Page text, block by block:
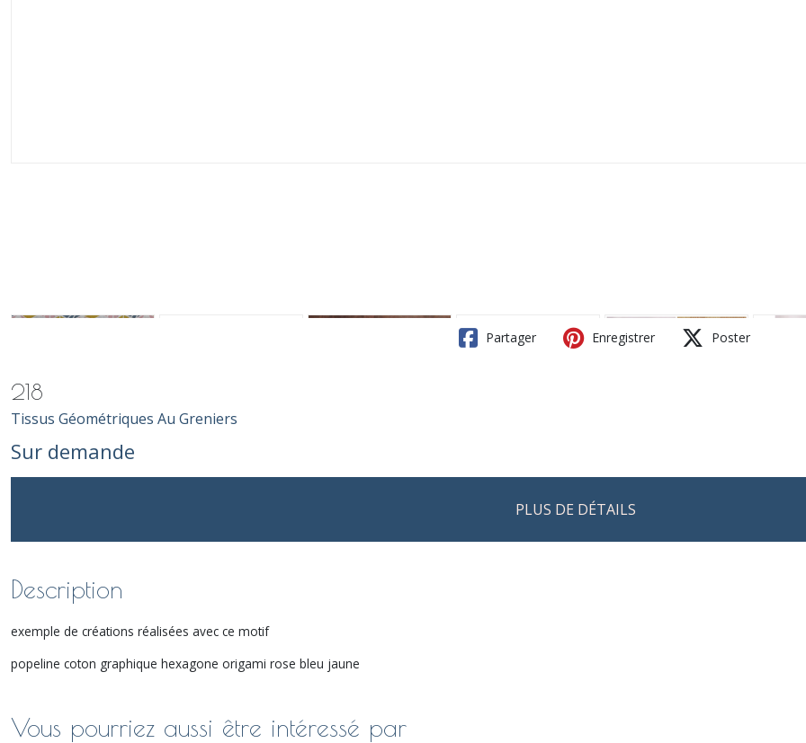
Partager Enregistrer Poster
218
Tissus Géométriques Au Greniers
Sur demande
PLUS DE DÉTAILS
Description
exemple de créations réalisées avec ce motif
popeline coton graphique hexagone origami rose bleu jaune
Vous pourriez aussi être intéressé par